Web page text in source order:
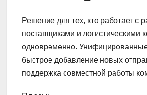
Решение для тех, кто работает с
поставщиками и логистическими
одновременно. Унифицированные
быстрое добавление новых
поддержка совместной работы